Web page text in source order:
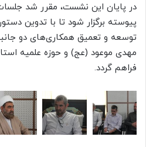
در پایان این نشست، مقرر شد
پیوسته برگزار شود تا با تدوین
توسعه و تعمیق همکاری‌های دو
مهدی موعود (عج) و حوزه علمیه
فراهم گردد.